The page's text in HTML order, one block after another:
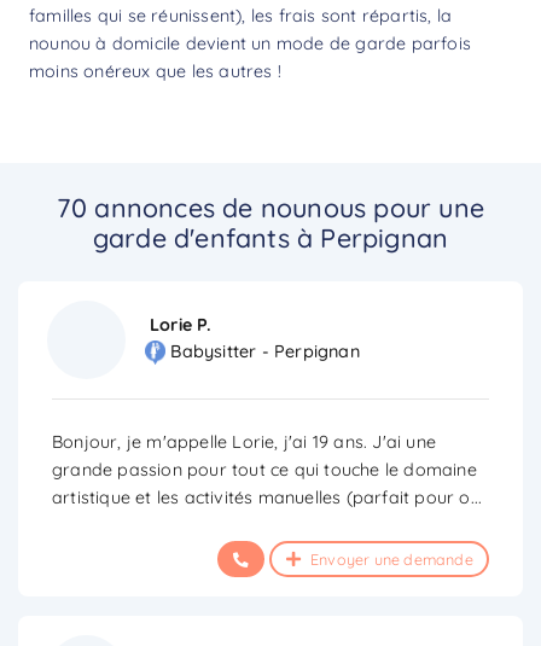
familles qui se réunissent), les frais sont répartis, la
nounou à domicile devient un mode de garde parfois
moins onéreux que les autres !
70 annonces de nounous pour une
garde d'enfants à Perpignan
Lorie P.
Babysitter - Perpignan
Bonjour, je m'appelle Lorie, j'ai 19 ans. J'ai une
grande passion pour tout ce qui touche le domaine
artistique et les activités manuelles (parfait pour o...
Envoyer une demande